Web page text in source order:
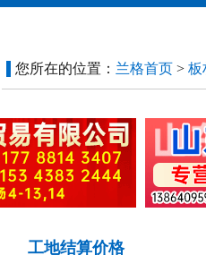
您所在的位置： 兰格首页 > 板
工地结算价格